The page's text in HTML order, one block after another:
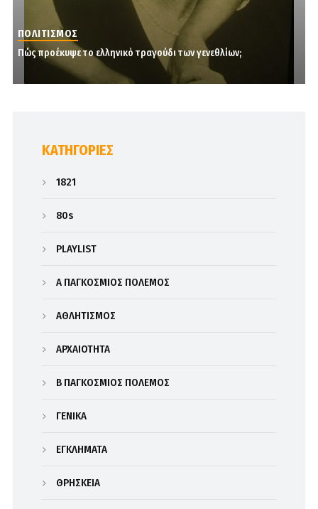
ΠΟΛΙΤΙΣΜΟΣ
Πώς προέκυψε το ελληνικό τραγούδι των γενεθλίων;
KΑΤΗΓΟΡΊΕΣ
1821
80s
PLAYLIST
Α΄ ΠΑΓΚΟΣΜΙΟΣ ΠΟΛΕΜΟΣ
ΑΘΛΗΤΙΣΜΟΣ
ΑΡΧΑΙΟΤΗΤΑ
Β΄ ΠΑΓΚΟΣΜΙΟΣ ΠΟΛΕΜΟΣ
ΓΕΝΙΚΑ
ΕΓΚΛΗΜΑΤΑ
ΘΡΗΣΚΕΙΑ